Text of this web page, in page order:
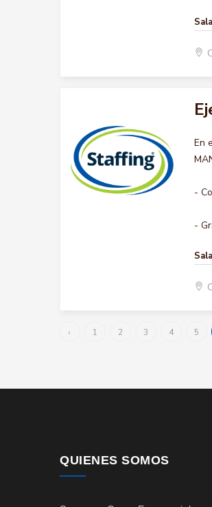
En
-
-
‹ 1 2 3 4 5
QUIENES SOMOS